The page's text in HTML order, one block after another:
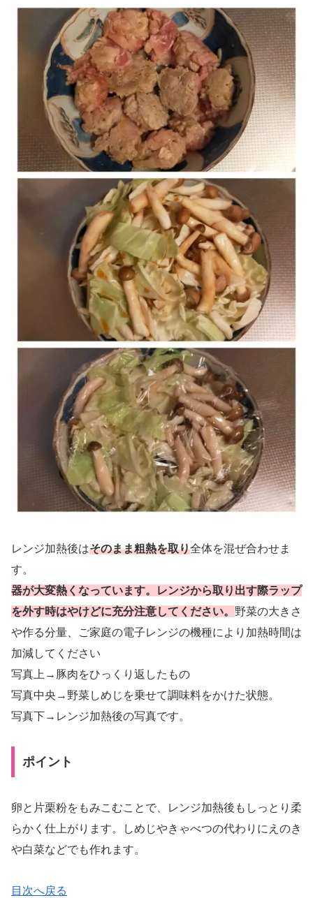
レンジ加熱後はそのまま粗熱を取り全体を混ぜ合わせま
す。
器が大変熱くなっています。レンジから取り出す際ラップ
を外す時はやけどに充分注意してください。 野菜の大きさ
や作る分量、ご家庭の電子レンジの機種により加熱時間は
加減してください
写真上→豚肉をひっくり返したもの
写真中央→野菜しめじを乗せて調味料をかけた状態。
写真下→レンジ加熱後の写真です。
ポイント
卵と片栗粉をもみこむことで、レンジ加熱後もしっとり柔
らかく仕上がります。しめじやきゃべつの代わりにえのき
や白菜などでも作れます。
目次へ戻る